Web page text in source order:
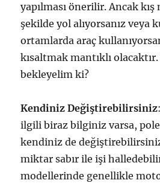
yapılması önerilir. Ancak
şekilde yol alıyorsanız veya
ortamlarda araç
kısaltmak mantıklı
bekleyelim ki?
Kendiniz Değiştirebilirsiniz
ilgili biraz bilginiz varsa,
kendiniz de
miktar sabır ile işi
modellerinde genellikle